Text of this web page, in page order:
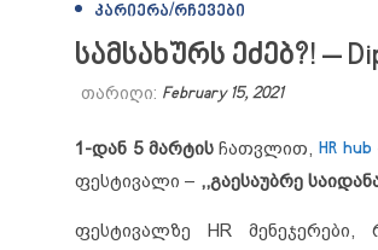
ᲙᲐᲠᲘᲔᲠᲐ/ᲠᲩᲔᲕᲔᲑᲘ
სამსახურს ეძებ?! –
თარიღი: February 15, 2021
1-დან 5 მარტისჩათვლით,HR hub
ფესტივალი – ,,გაესაუბრე
ფესტივალზე HR მენეჯერები,